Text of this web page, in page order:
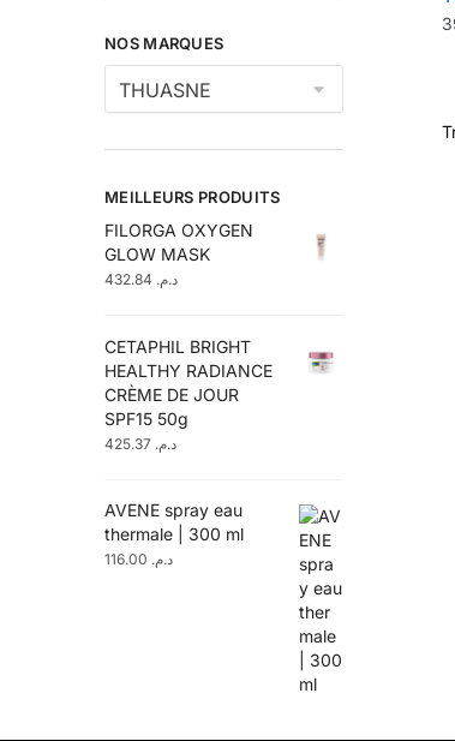
NOS MARQUES
MEILLEURS PRODUITS
FILORGA OXYGEN
GLOW MASK
د.م.
CETAPHIL BRIGHT
HEALTHY RADIANCE
CRÈME DE JOUR
SPF15 50g
د.م.
AVENE spray eau
thermale | 300 ml
د.م.